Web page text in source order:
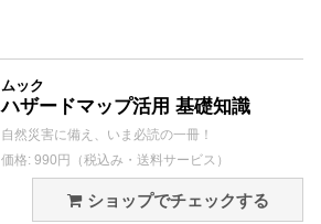
ムック
ハザードマップ活用 基礎知識
自然災害に備え、いま必読の一冊！
価格: 990円（税込み・送料サービス）
ショップでチェックする